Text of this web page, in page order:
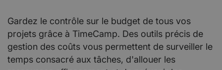
Gardez le contrôle sur le budget de tous vos
projets grâce à TimeCamp. Des outils précis de
gestion des coûts vous permettent de surveiller le
temps consacré aux tâches, d'allouer les